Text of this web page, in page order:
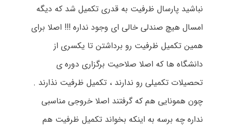
نباشید پارسال ظرفیت به قدری تکمیل شد که دیگه
امسال هیچ صندلی خالی ای وجود نداره !!! اصلا برای
همین تکمیل ظرفیت رو برداشتن تا یکسری از
دانشگاه ها که اصلا صلاحیت برگزاری دوره ی
تحصیلات تکمیلی رو ندارند ، تکمیل ظرفیت نذارند .
چون همونایی هم که گرفتند اصلا خروجی مناسبی
نداره چه برسه به اینکه بخواند تکمیل ظرفیت هم